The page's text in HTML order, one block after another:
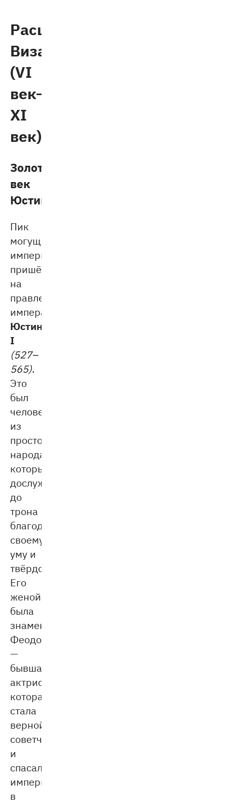
Расцвет
Византии
(VI
век–
XI
век)
Золотой
век
Юстиниана
Пик
могущества
империи
пришёлся
на
правление
императора
Юстиниана
I
(527–
565).
Это
был
человек
из
простого
народа,
который
дослужился
до
трона
благодаря
своему
уму и
твёрдости.
Его
женой
была
знаменитая
Феодора
—
бывшая
актриса,
которая
стала
верной
советчицей
и
спасала
империю
в